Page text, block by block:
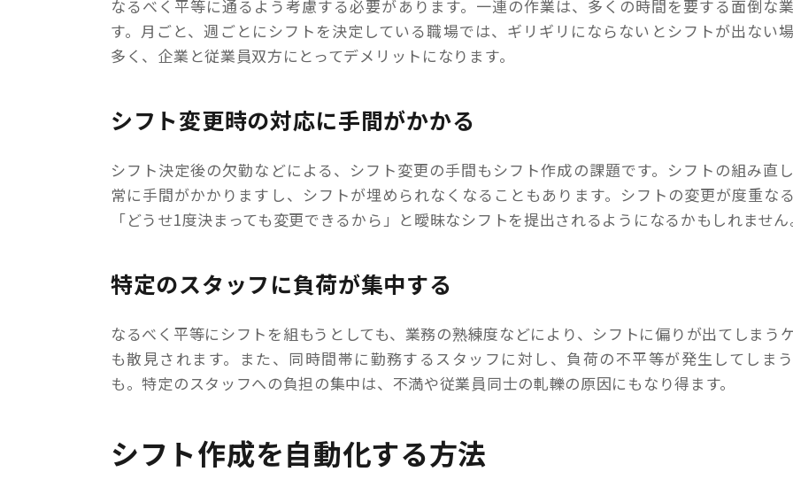
なるべく平等に通るよう考慮する必要があります。一連の作業は、多くの時間を要する面倒な
す。月ごと、週ごとにシフトを決定している職場では、ギリギリにならないとシフトが出ない
多く、企業と従業員双方にとってデメリットになります。
シフト変更時の対応に手間がかかる
シフト決定後の欠勤などによる、シフト変更の手間もシフト作成の課題です。シフトの組み直
常に手間がかかりますし、シフトが埋められなくなることもあります。シフトの変更が度重なる
「どうせ1度決まっても変更できるから」と曖昧なシフトを提出されるようになるかもしれません
特定のスタッフに負荷が集中する
なるべく平等にシフトを組もうとしても、業務の熟練度などにより、シフトに偏りが出てしまう
も散見されます。また、同時間帯に勤務するスタッフに対し、負荷の不平等が発生してしま
も。特定のスタッフへの負担の集中は、不満や従業員同士の軋轢の原因にもなり得ます。
シフト作成を自動化する方法